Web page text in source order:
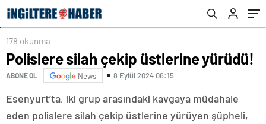
178 okunma
Polislere silah çekip üstlerine yürüdü!
ABONE OL News 8 Eylül 2024 06:15
Esenyurt’ta, iki grup arasındaki kavgaya müdahale
eden polislere silah çekip üstlerine yürüyen şüpheli,